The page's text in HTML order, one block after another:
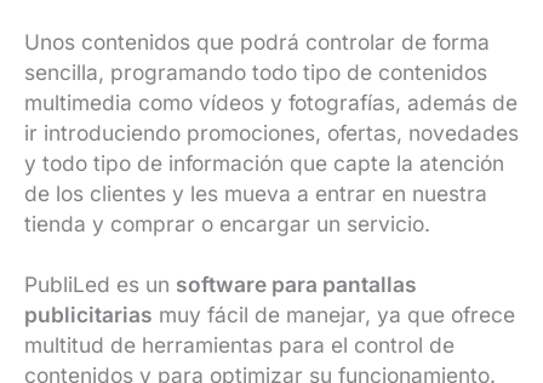
Unos contenidos que podrá controlar de forma
sencilla, programando todo tipo de contenidos
multimedia como vídeos y fotografías, además de
ir introduciendo promociones, ofertas, novedades
y todo tipo de información que capte la atención
de los clientes y les mueva a entrar en nuestra
tienda y comprar o encargar un servicio.
PubliLed es un software para pantallas
publicitarias muy fácil de manejar, ya que ofrece
multitud de herramientas para el control de
contenidos y para optimizar su funcionamiento.